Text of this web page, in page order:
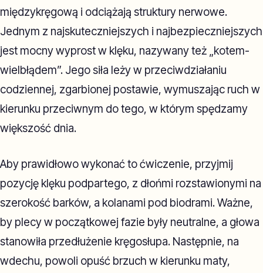
międzykręgową i odciążają struktury nerwowe.
Jednym z najskuteczniejszych i najbezpieczniejszych
jest mocny wyprost w klęku, nazywany też „kotem-
wielbłądem”. Jego siła leży w przeciwdziałaniu
codziennej, zgarbionej postawie, wymuszając ruch w
kierunku przeciwnym do tego, w którym spędzamy
większość dnia.
Aby prawidłowo wykonać to ćwiczenie, przyjmij
pozycję klęku podpartego, z dłońmi rozstawionymi na
szerokość barków, a kolanami pod biodrami. Ważne,
by plecy w początkowej fazie były neutralne, a głowa
stanowiła przedłużenie kręgosłupa. Następnie, na
wdechu, powoli opuść brzuch w kierunku maty,